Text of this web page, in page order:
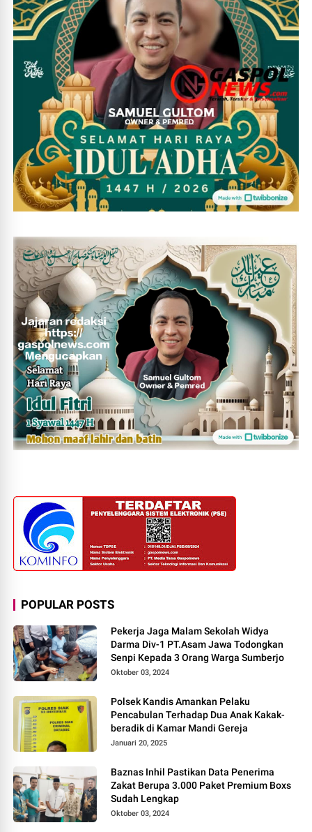
POPULAR POSTS
Pekerja Jaga Malam Sekolah Widya
Darma Div-1 PT.Asam Jawa Todongkan
Senpi Kepada 3 Orang Warga Sumberjo
Oktober 03, 2024
Polsek Kandis Amankan Pelaku
Pencabulan Terhadap Dua Anak Kakak-
beradik di Kamar Mandi Gereja
Januari 20, 2025
Baznas Inhil Pastikan Data Penerima
Zakat Berupa 3.000 Paket Premium Boxs
Sudah Lengkap
Oktober 03, 2024